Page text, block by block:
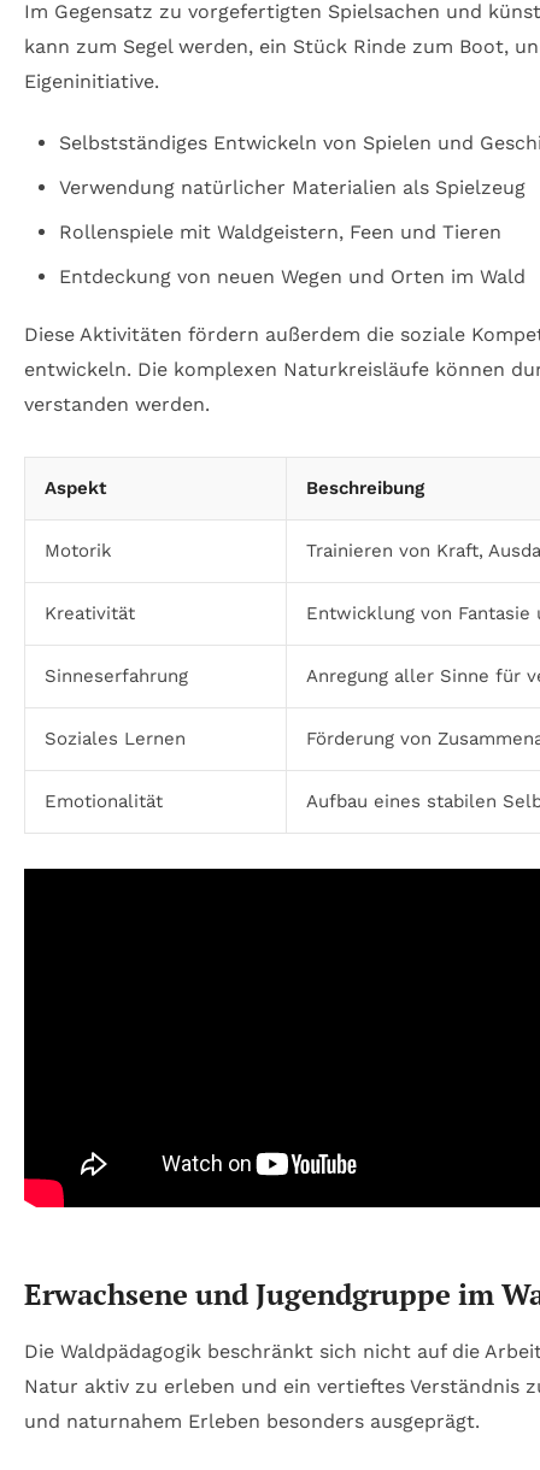
Im Gegensatz zu vorgefertigten Spielsachen und
kann zum Segel werden, ein Stück Rinde zum Boot,
Eigeninitiative.
Selbstständiges Entwickeln von Spielen und
Verwendung natürlicher Materialien als Spielzeug
Rollenspiele mit Waldgeistern, Feen und Tieren
Entdeckung von neuen Wegen und Orten im Wald
Diese Aktivitäten fördern außerdem die soziale
entwickeln. Die komplexen Naturkreisläufe können
verstanden werden.
Aspekt Beschreibung
Motorik Trainieren von Kraft,
Kreativität Entwicklung von Fantasie
Sinneserfahrung Anregung aller Sinne für
Soziales Lernen Förderung von
Emotionalität Aufbau eines stabilen
Erwachsene und Jugendgruppe im
Die Waldpädagogik beschränkt sich nicht auf die
Natur aktiv zu erleben und ein vertieftes Verständnis
und naturnahem Erleben besonders ausgeprägt.